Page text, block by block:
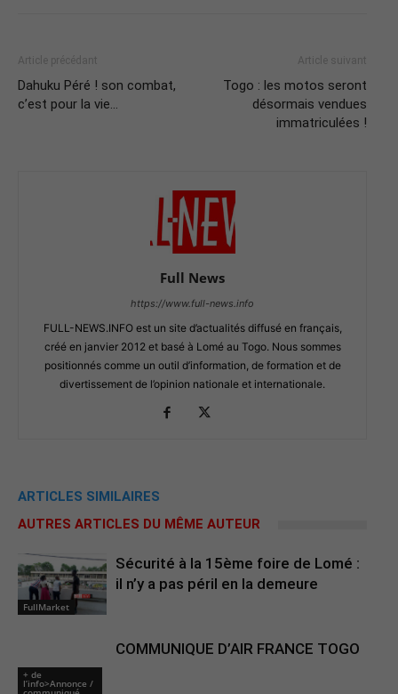
Article précédant
Dahuku Péré ! son combat,
c’est pour la vie…
Article suivant
Togo : les motos seront
désormais vendues
immatriculées !
Full News
https://www.full-news.info
FULL-NEWS.INFO est un site d’actualités diffusé en français,
créé en janvier 2012 et basé à Lomé au Togo. Nous sommes
positionnés comme un outil d’information, de formation et de
divertissement de l’opinion nationale et internationale.
ARTICLES SIMILAIRES
AUTRES ARTICLES DU MÊME AUTEUR
FullMarket
Sécurité à la 15ème foire de Lomé :
il n’y a pas péril en la demeure
+ de
l’info>Annonce /
COMMUNIQUE D’AIR FRANCE TOGO